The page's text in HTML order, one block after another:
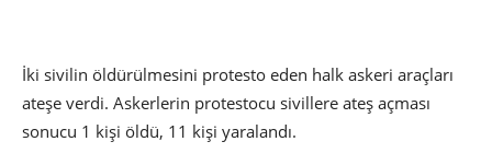
İki sivilin öldürülmesini protesto eden halk askeri araçları
ateşe verdi. Askerlerin protestocu sivillere ateş açması
sonucu 1 kişi öldü, 11 kişi yaralandı.